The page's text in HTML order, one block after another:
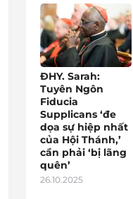
ĐHY. Sarah:
Tuyên Ngôn
Fiducia
Supplicans ‘đe
dọa sự hiệp nhất
của Hội Thánh,’
cần phải ‘bị lãng
quên’
26.10.2025